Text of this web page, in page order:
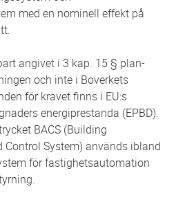
med en nominell effekt på
angivet i 3 kap. 15 § plan-
och inte i Boverkets
för kravet finns i EU:s
energiprestanda (EPBD).
BACS (Building
System) används ibland
för fastighetsautomation